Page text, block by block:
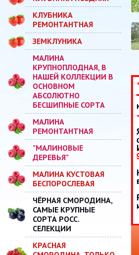
КЛУБНИКА
РЕМОНТАНТНАЯ
ЗЕМКЛУНИКА
МАЛИНА
КРУПНОПЛОДНАЯ, В
НАШЕЙ КОЛЛЕКЦИИ В
ОСНОВНОМ
АБСОЛЮТНО
БЕСШИПНЫЕ СОРТА
МАЛИНА
РЕМОНТАНТНАЯ
"МАЛИНОВЫЕ
ДЕРЕВЬЯ"
МАЛИНА КУСТОВАЯ
БЕСПОРОСЛЕВАЯ
ЧЁРНАЯ СМОРОДИНА,
САМЫЕ КРУПНЫЕ
СОРТА РОСС.
СЕЛЕКЦИИ
КРАСНАЯ